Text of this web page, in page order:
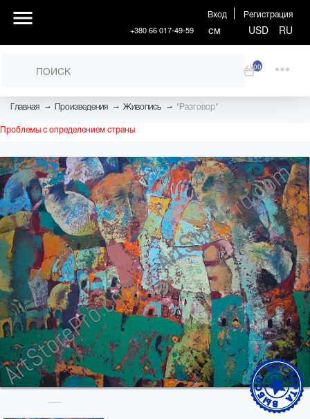
Вход Регистрация
+380 66 017-49-59 см USD RU
00
Главная → Произведения → Живопись → "Разговор"
Проблемы с определением страны